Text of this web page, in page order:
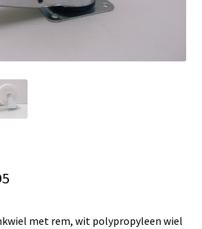
met rem, wit polypropyleen wiel